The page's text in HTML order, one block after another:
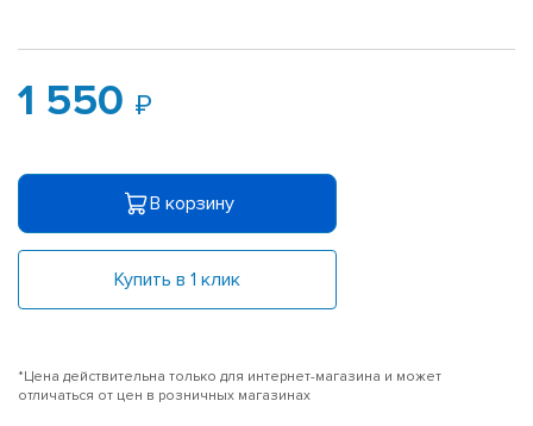
1 550
В корзину
Купить в 1 клик
*Цена действительна только для интернет-магазина и может
отличаться от цен в розничных магазинах